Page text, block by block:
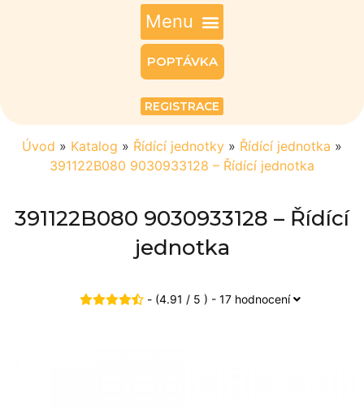
POPTÁVKA
REGISTRACE
Úvod » Katalog » Řídící jednotky » Řídící jednotka »
391122B080 9030933128 – Řídící jednotka
391122B080 9030933128 – Řídící
jednotka
- (4.91 / 5 ) - 17 hodnocení